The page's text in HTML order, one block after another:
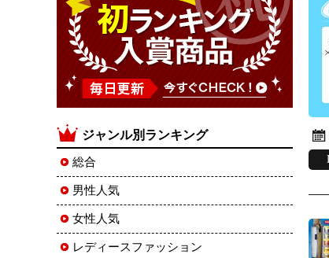
ジャンル別ランキング
総合
男性人気
女性人気
レディースファッション